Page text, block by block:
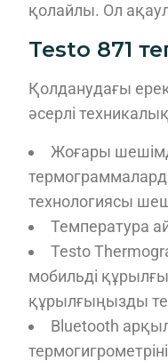
қолайлы. Ол
Testo 871
Қолданудағы
әсерлі
Жоғары
технологиясы
Температура
Testo
мобильді
құрылғыңызды
Bluetooth